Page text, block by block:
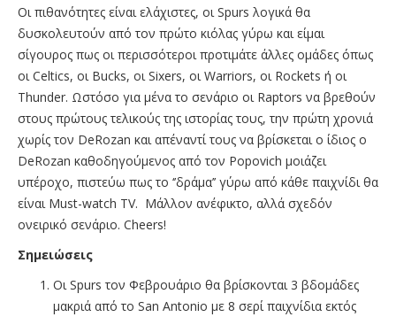
Οι πιθανότητες είναι ελάχιστες, οι Spurs λογικά θα
δυσκολευτούν από τον πρώτο κιόλας γύρω και είμαι
σίγουρος πως οι περισσότεροι προτιμάτε άλλες ομάδες όπως
οι Celtics, οι Bucks, οι Sixers, oι Warriors, οι Rockets ή οι
Thunder. Ωστόσο για μένα το σενάριο οι Raptors να βρεθούν
στους πρώτους τελικούς της ιστορίας τους, την πρώτη χρονιά
χωρίς τον DeRozan και απέναντί τους να βρίσκεται ο ίδιος ο
DeRozan καθοδηγούμενος από τον Popovich μοιάζει
υπέροχο, πιστεύω πως το ‘’δράμα’’ γύρω από κάθε παιχνίδι θα
είναι Must-watch TV. Μάλλον ανέφικτο, αλλά σχεδόν
ονειρικό σενάριο. Cheers!
Σημειώσεις
Oι Spurs τον Φεβρουάριο θα βρίσκονται 3 βδομάδες
μακριά από το San Antonio με 8 σερί παιχνίδια εκτός